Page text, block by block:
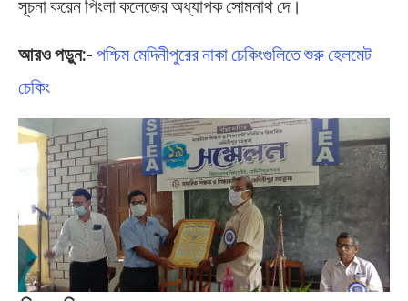
সূচনা করেন পিংলা কলেজের অধ্যাপক সোমনাথ দে।
আরও পড়ুন:- পশ্চিম মেদিনীপুরের নাকা চেকিংগুলিতে শুরু হেলমেট
চেকিং